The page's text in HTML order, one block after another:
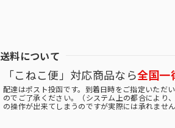
送料について
「こねこ便」対応商品なら全国一
配達はポスト投函です。到着日時をご指定いただ
のでご了承ください。（システム上の都合により
の操作が出来てしまうのですが実際には承れません